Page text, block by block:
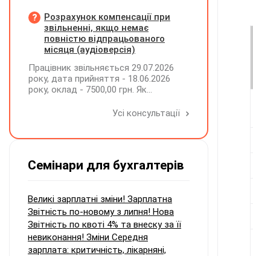
заробітної плати (винагороди), для
розрахунку внеску на підтримку
працевлаштування осіб з
інвалідністю?
Розрахунок компенсації при
звільненні, якщо немає
повністю відпрацьованого
місяця (аудіоверсія)
Працівник звільняється 29.07.2026
року, дата прийняття - 18.06.2026
року, оклад - 7500,00 грн. Як
невикористаних днів відпустки при
Усі консультації
Семінари для бухгалтерів
Великі зарплатні зміни! Зарплатна
Звітність по-новому з липня! Нова
Звітність по квоті 4% та внеску за її
невиконання! Зміни Середня
зарплата: критичність, лікарняні,